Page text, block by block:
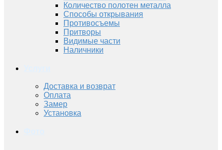
Количество полотен металла
Способы открывания
Противосъемы
Притворы
Видимые части
Наличники
Доставка и возврат
Оплата
Замер
Установка